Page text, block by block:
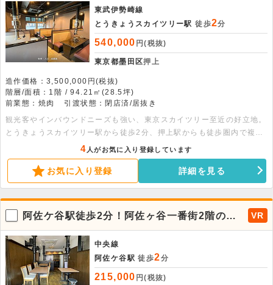
東武伊勢崎線
とうきょうスカイツリー駅 徒歩2分
540,000 円(税抜)
東京都墨田区押上
造作価格：3,500,000円(税抜)
階層/面積：1階 / 94.21㎡(28.5坪)
前業態：焼肉
引渡状態：閉店済/居抜き
観光客やインバウンドニーズも強い、東京スカイツリー至近の好立地。
とうきょうスカイツリー駅から徒歩2分、押上駅からも徒歩圏内で複数
路線が利用可能です。元焼肉店居抜き物件のため、同業態であれば費用
を抑えての出店が可能です。是非ご検討ください。
4 人がお気に入り登録しています
お気に入り登録 詳細を見る
阿佐ケ谷駅徒歩2分！阿佐ヶ谷一番街2階の小
箱焼肉屋居抜き物件
VR
中央線
阿佐ケ谷駅 徒歩2分
215,000 円(税抜)